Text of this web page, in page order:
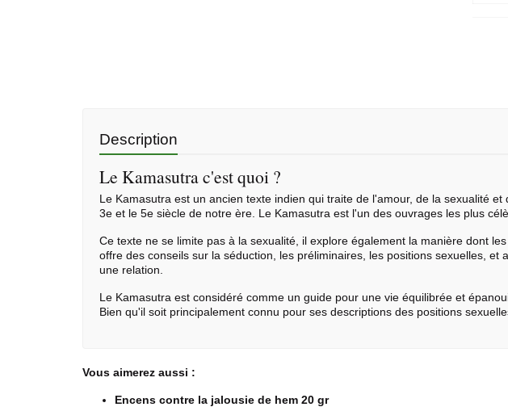
Description
Le Kamasutra c'est quoi ?
Le Kamasutra est un ancien texte indien qui traite de l'amour, de la sexualité
3e et le 5e siècle de notre ère. Le Kamasutra est l'un des ouvrages les plus
Ce texte ne se limite pas à la sexualité, il explore également la manière dont
offre des conseils sur la séduction, les préliminaires, les positions sexuelles,
une relation.
Le Kamasutra est considéré comme un guide pour une vie équilibrée et
Bien qu'il soit principalement connu pour ses descriptions des positions
Vous aimerez aussi :
Encens contre la jalousie de hem 20 gr